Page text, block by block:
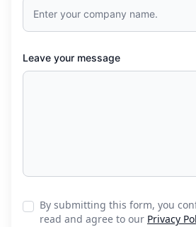
Leave your message
By submitting this form, you
read and agree to our Privacy